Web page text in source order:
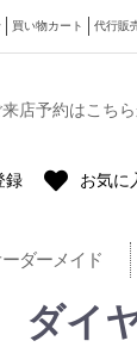
買い物カート 代行販
来店予約はこち
録 お気に
ダーメイド
ダイ